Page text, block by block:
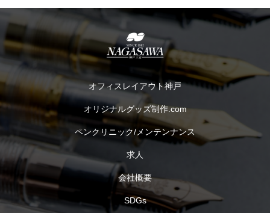
オフィスレイアウト神戸
オリジナルグッズ制作.com
ペンクリニック/メンテンナンス
求人
会社概要
SDGs